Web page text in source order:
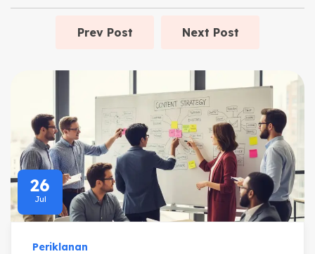
Prev Post Next Post
26
Jul
Periklanan